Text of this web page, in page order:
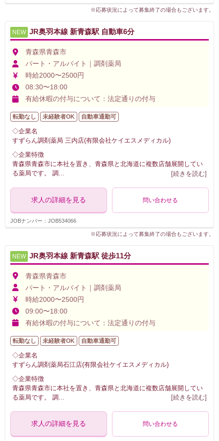
※応募状況によって募集終了の場合もございます。
NEW JR奥羽本線 新青森駅 自動車6分
青森県青森市
パート・アルバイト｜調剤薬局
時給2000〜2500円
08:30〜18:00
有給休暇の付与について：法定通りの付与
転勤なし 未経験者OK 自動車通勤可
◇企業名
すずらん調剤薬局 三内店(有限会社ケイエスメディカル)
◇企業特徴
青森県青森市に本社を置き、青森県と北海道に複数店舗展開してい
る薬局です。 調... [続きを読む]
求人の詳細を見る 問い合わせる
JOBナンバー：JOB534066
※応募状況によって募集終了の場合もございます。
NEW JR奥羽本線 新青森駅 徒歩11分
青森県青森市
パート・アルバイト｜調剤薬局
時給2000〜2500円
09:00〜18:00
有給休暇の付与について：法定通りの付与
転勤なし 未経験者OK 自動車通勤可
◇企業名
すずらん調剤薬局石江店(有限会社ケイエスメディカル)
◇企業特徴
青森県青森市に本社を置き、青森県と北海道に複数店舗展開してい
る薬局です。 調
[続きを読む]
求人の詳細を見る 問い合わせる